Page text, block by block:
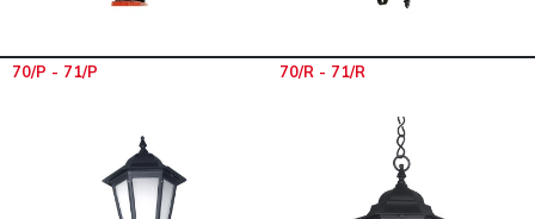
70/P - 71/P 70/R - 71/R